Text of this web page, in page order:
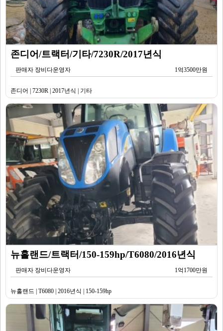
존디어/트랙터/기타/7230R/2017년식
판매자 장비다운영자 1억3500만원
존디어 | 7230R | 2017년식 | 기타
뉴홀랜드/트랙터/150-159hp/T6080/2016년식
판매자 장비다운영자 1억1700만원
뉴홀랜드 | T6080 | 2016년식 | 150-159hp